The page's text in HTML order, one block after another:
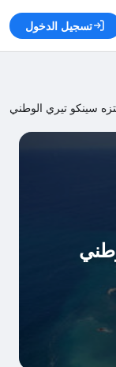
تسجيل الدخول
سينكو تيري الوطني